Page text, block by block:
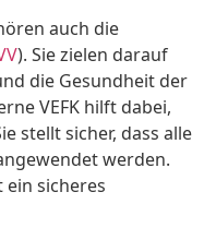
auch die
). Sie zielen darauf
die Gesundheit der
VEFK hilft dabei,
stellt sicher, dass alle
werden.
sicheres